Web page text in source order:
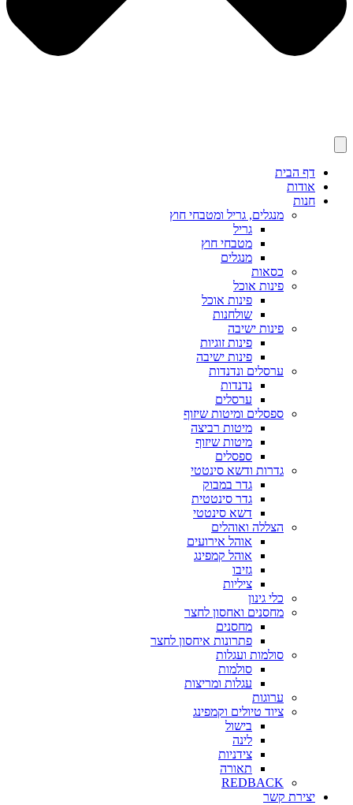
דף הבית
אודות
חנות
מנגלים, גריל ומטבחי חוץ
גריל
מטבחי חוץ
מנגלים
כסאות
פינות אוכל
פינות אוכל
שולחנות
פינות ישיבה
פינות זוגיות
פינות ישיבה
ערסלים ונדנדות
נדנדות
ערסלים
ספסלים ומיטות שיזוף
מיטות רביצה
מיטות שיזוף
ספסלים
גדרות ודשא סינטטי
גדר במבוק
גדר סינטטית
דשא סינטטי
הצללה ואוהלים
אוהל אירועים
אוהל קמפינג
גזיבו
ציליות
כלי גינון
מחסנים ואחסון לחצר
מחסנים
פתרונות איחסון לחצר
סולמות ועגלות
סולמות
עגלות ומריצות
ערוגות
ציוד טיולים וקמפינג
בישול
לינה
צידניות
תאורה
REDBACK
יצירת קשר